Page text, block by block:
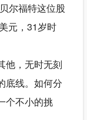
尔福特这位股
元，31岁时
他，无时无刻
底线。如何分
个不小的挑